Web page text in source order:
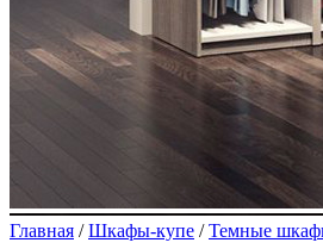
Главная /Шкафы-купе /Темные